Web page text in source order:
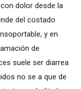
dolor desde la
del costado
y en
de
suele ser diarrea
no se a que de